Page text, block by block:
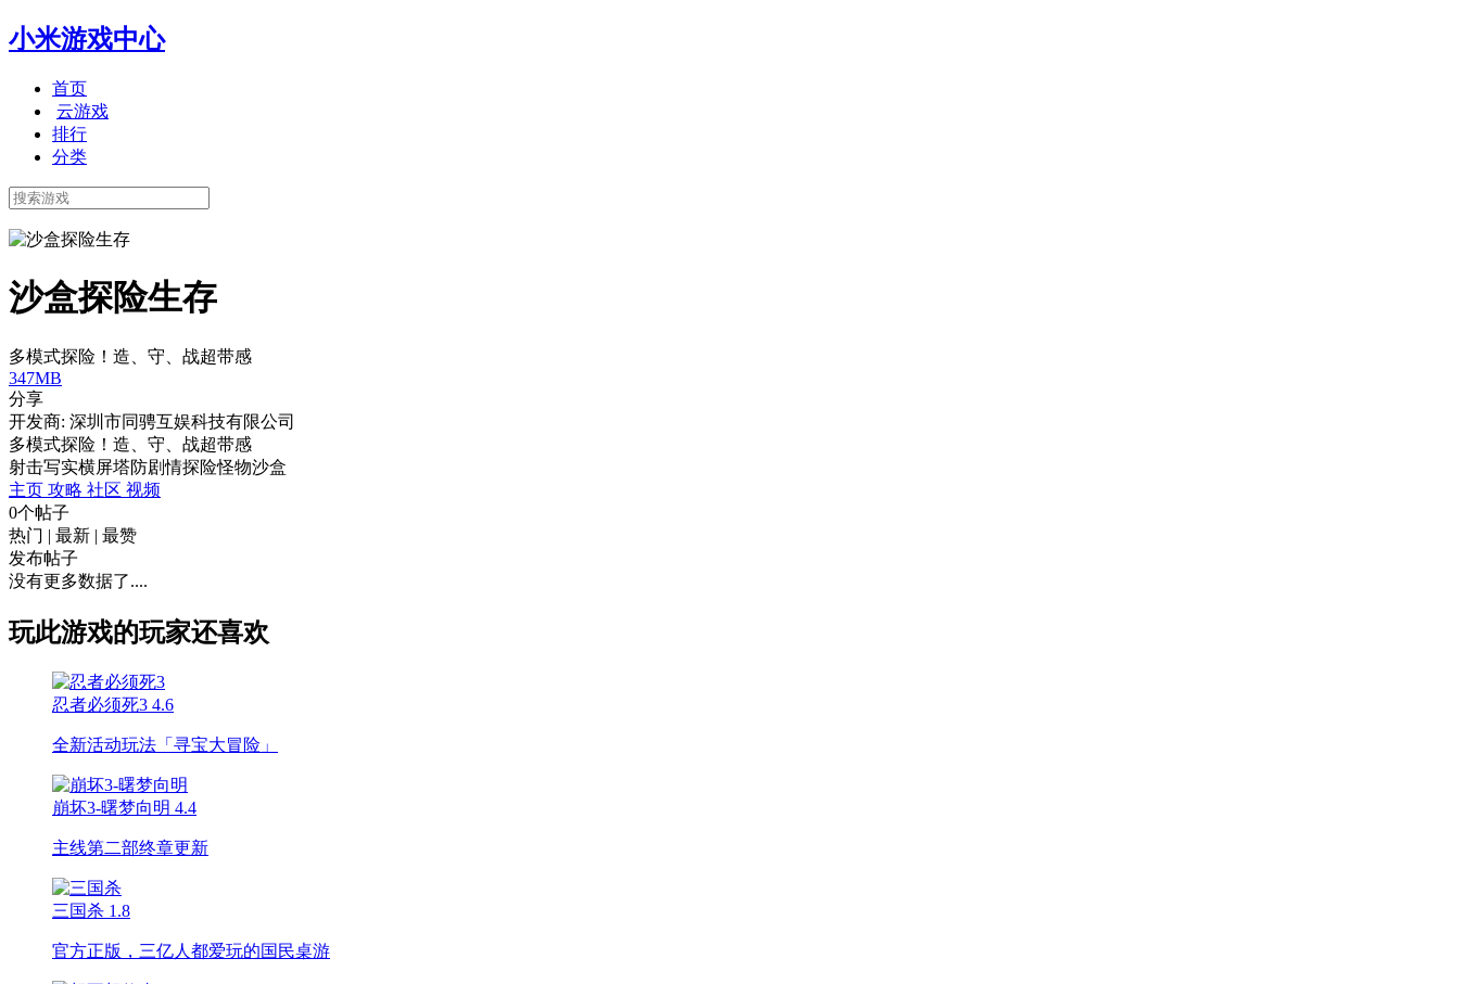
小米游戏中心
首页
云游戏
排行
分类
沙盒探险生存
多模式探险！造、守、战超带感
347MB
分享
开发商: 深圳市同骋互娱科技有限公司
多模式探险！造、守、战超带感
射击写实横屏塔防剧情探险怪物沙盒
主页 攻略 社区 视频
0个帖子
热门 | 最新 | 最赞
发布帖子
没有更多数据了....
玩此游戏的玩家还喜欢
忍者必须死3 4.6
全新活动玩法「寻宝大冒险」
崩坏3-曙梦向明 4.4
主线第二部终章更新
三国杀 1.8
官方正版，三亿人都爱玩的国民桌游